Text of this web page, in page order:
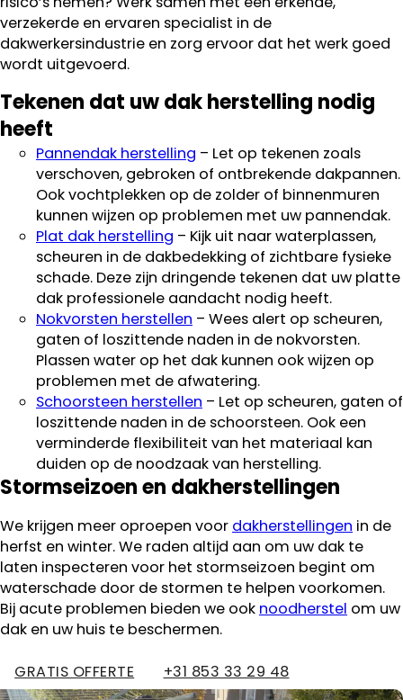
verzekerde en ervaren specialist in de
dakwerkersindustrie en zorg ervoor dat het werk goed
wordt uitgevoerd.
Tekenen dat uw dak herstelling nodig
heeft
Pannendak herstelling – Let op tekenen zoals
verschoven, gebroken of ontbrekende dakpannen.
Ook vochtplekken op de zolder of binnenmuren
kunnen wijzen op problemen met uw pannendak.
Plat dak herstelling – Kijk uit naar waterplassen,
scheuren in de dakbedekking of zichtbare fysieke
schade. Deze zijn dringende tekenen dat uw platte
dak professionele aandacht nodig heeft.
Nokvorsten herstellen – Wees alert op scheuren,
gaten of loszittende naden in de nokvorsten.
Plassen water op het dak kunnen ook wijzen op
problemen met de afwatering.
Schoorsteen herstellen – Let op scheuren, gaten of
loszittende naden in de schoorsteen. Ook een
verminderde flexibiliteit van het materiaal kan
duiden op de noodzaak van herstelling.
Stormseizoen en dakherstellingen
We krijgen meer oproepen voor dakherstellingen in de
herfst en winter. We raden altijd aan om uw dak te
laten inspecteren voor het stormseizoen begint om
waterschade door de stormen te helpen voorkomen.
Bij acute problemen bieden we ook noodherstel om uw
dak en uw huis te beschermen.
GRATIS OFFERTE +31 853 33 29 48